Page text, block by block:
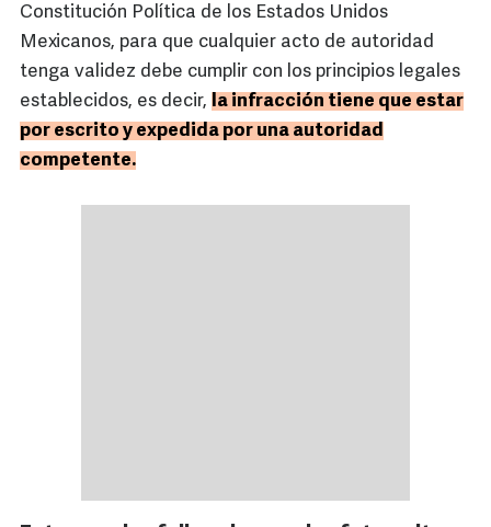
Constitución Política de los Estados Unidos
Mexicanos, para que cualquier acto de autoridad
tenga validez debe cumplir con los principios legales
establecidos, es decir, la infracción tiene que estar
por escrito y expedida por una autoridad
competente.